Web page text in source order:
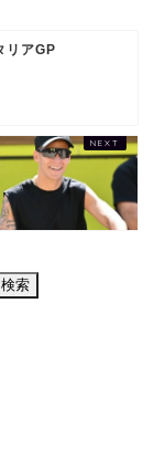
リアGP